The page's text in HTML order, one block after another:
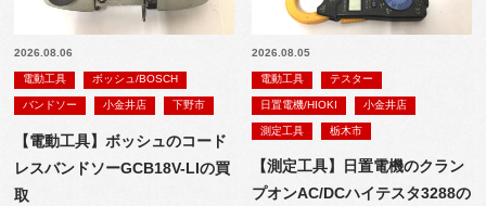
2026.08.06
電動工具 ボッシュ/BOSCH
バンドソー 小金井店 下野市
【電動工具】ボッシュのコード
レスバンドソーGCB18V-LIの買
取
2026.08.05
電動工具 テスター
日置電機/HIOKI 小金井店
測定工具 栃木市
【測定工具】日置電機のクラン
プオンAC/DCハイテスタ3288の